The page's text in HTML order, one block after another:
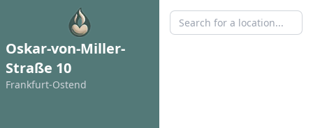
Oskar-von-Miller-
Straße 10
Frankfurt-Ostend